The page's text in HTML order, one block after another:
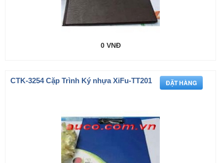
0 VNĐ
CTK-3254 Cặp Trình Ký nhựa XiFu-TT201